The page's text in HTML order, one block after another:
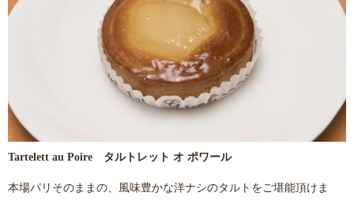
Tartelett au Poire タルトレット オ ポワール
本場パリそのままの、風味豊かな洋ナシのタルトをご堪能頂けま